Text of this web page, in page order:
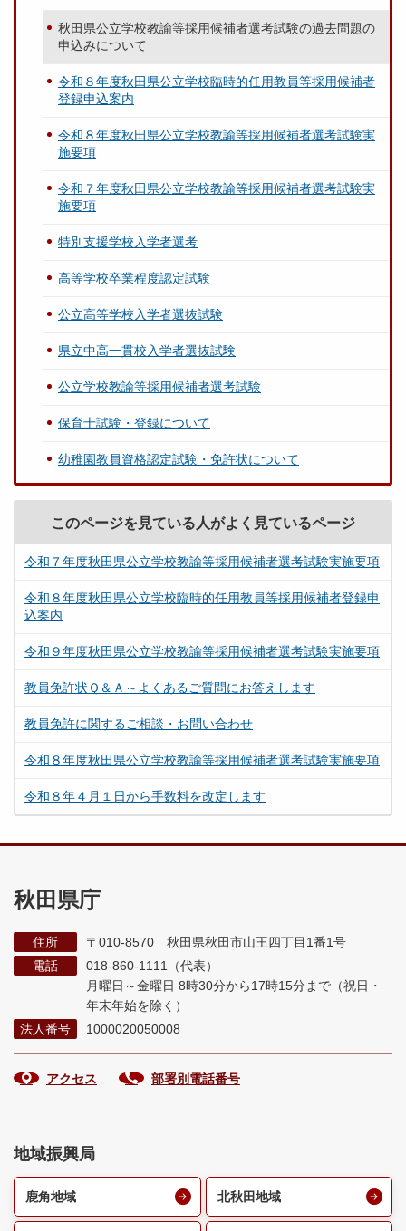
秋田県公立学校教諭等採用候補者選考試験の過去問題の
申込みについて
令和８年度秋田県公立学校臨時的任用教員等採用候補者
登録申込案内
令和８年度秋田県公立学校教諭等採用候補者選考試験実
施要項
令和７年度秋田県公立学校教諭等採用候補者選考試験実
施要項
特別支援学校入学者選考
高等学校卒業程度認定試験
公立高等学校入学者選抜試験
県立中高一貫校入学者選抜試験
公立学校教諭等採用候補者選考試験
保育士試験・登録について
幼稚園教員資格認定試験・免許状について
このページを見ている人がよく見ているページ
令和７年度秋田県公立学校教諭等採用候補者選考試験実施要項
令和８年度秋田県公立学校臨時的任用教員等採用候補者登録申
込案内
令和９年度秋田県公立学校教諭等採用候補者選考試験実施要項
教員免許状Ｑ＆Ａ～よくあるご質問にお答えします
教員免許に関するご相談・お問い合わせ
令和８年度秋田県公立学校教諭等採用候補者選考試験実施要項
令和８年４月１日から手数料を改定します
秋田県庁
住所
〒010-8570 秋田県秋田市山王四丁目1番1号
電話
018-860-1111（代表）
月曜日～金曜日 8時30分から17時15分まで （祝日・
年末年始を除く）
法人番号
1000020050008
アクセス 部署別電話番号
地域振興局
鹿角地域 北秋田地域